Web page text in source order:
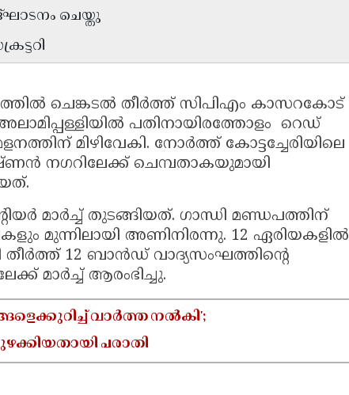
ചെയ്തു
ചെങ്കടൽ തീർത്ത് സിപിഎം കാസറകോട്
പതിനായിരത്തോളം റെഡ്
മിഴിവേകി. നോർത്ത്‌ കോട്ടച്ചേരിയിലെ
നഗറിലേക്ക്‌ ചെമ്പതാകയുമായി
മാർച്ച് തുടങ്ങിയത്. ഗാന്ധി മണ്ഡപത്തിന്‌
മുന്നിലായി അണിനിരന്നു. 12 ഏരിയകളിൽ
തീർത്ത്‌ 12 ബാൻഡ്‌ വാദ്യസംഘത്തിന്റെ
മാർച്ച് ആരംഭിച്ചു.
വാർത്ത നൽകി';
പരാതി